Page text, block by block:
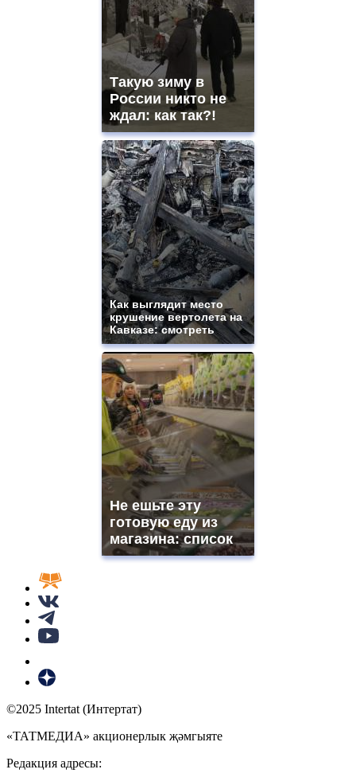
Такую зиму в
России никто не
ждал: как так?!
Как выглядит место
крушение вертолета на
Кавказе: смотреть
Не ешьте эту
готовую еду из
магазина: список
©2025 Intertat (Интертат)
«ТАТМЕДИА» акционерлык җәмгыяте
Редакция адресы: